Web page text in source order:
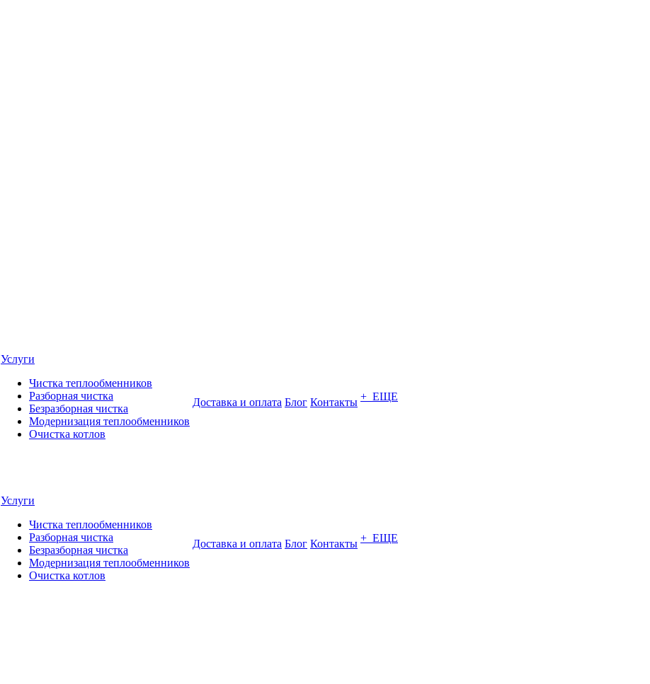
Услуги
Чистка теплообменников
Разборная чистка
Безразборная чистка
Модернизация теплообменников
Очистка котлов
Доставка и оплата Блог Контакты + ЕЩЕ
Услуги
Чистка теплообменников
Разборная чистка
Безразборная чистка
Модернизация теплообменников
Очистка котлов
Доставка и оплата Блог Контакты + ЕЩЕ